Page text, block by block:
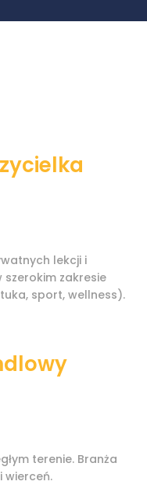
lekcji i
szerokim zakresie
sport, wellness).
terenie. Branża